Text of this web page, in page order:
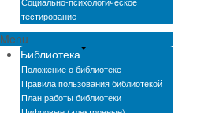
тестирование
Menu
Библиотека
Положение о библиотеке
Правила пользования библиотекой
План работы библиотеки